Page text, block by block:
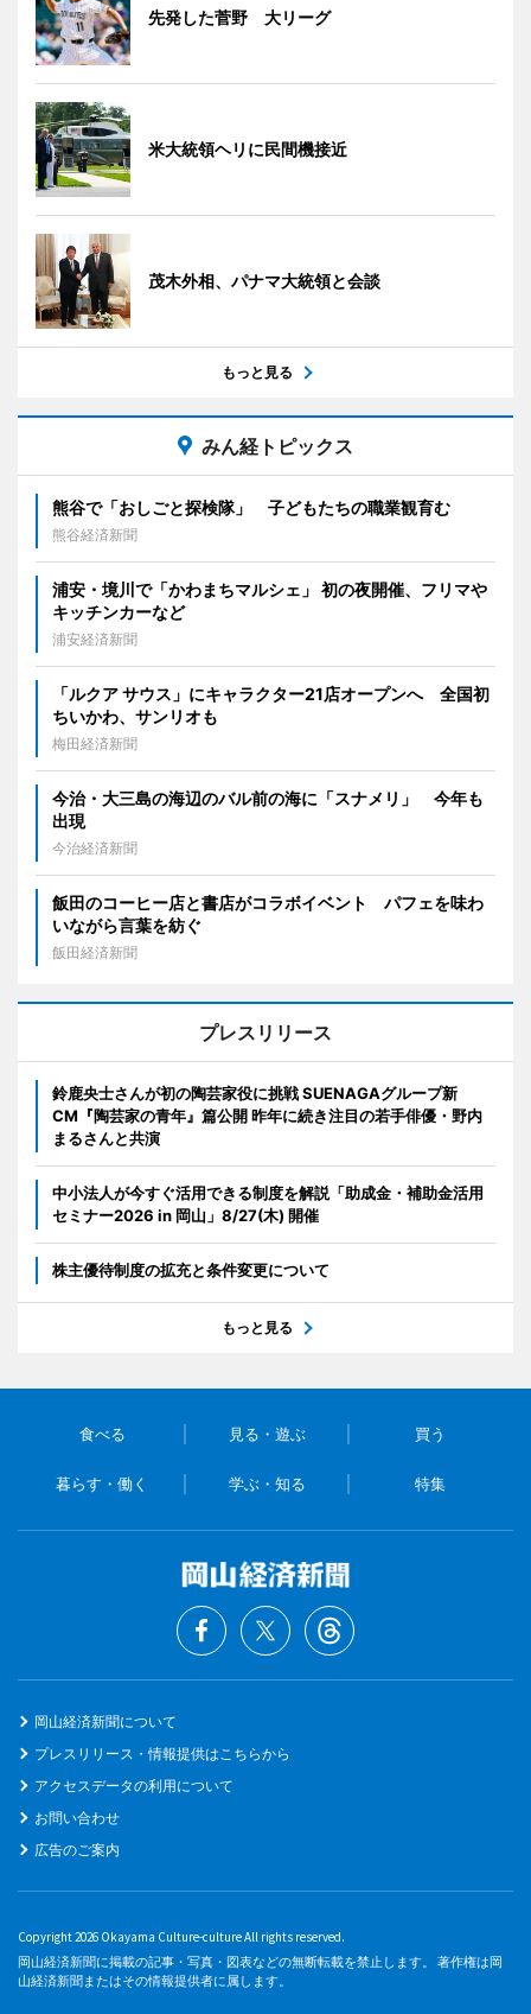
先発した菅野 大リーグ
米大統領ヘリに民間機接近
茂木外相、パナマ大統領と会談
もっと見る
みん経トピックス
熊谷で「おしごと探検隊」 子どもたちの職業観育む
熊谷経済新聞
浦安・境川で「かわまちマルシェ」 初の夜開催、フリマや
キッチンカーなど
浦安経済新聞
「ルクア サウス」にキャラクター21店オープンへ 全国初
ちいかわ、サンリオも
梅田経済新聞
今治・大三島の海辺のバル前の海に「スナメリ」 今年も
出現
今治経済新聞
飯田のコーヒー店と書店がコラボイベント パフェを味わ
いながら言葉を紡ぐ
飯田経済新聞
プレスリリース
鈴鹿央士さんが初の陶芸家役に挑戦 SUENAGAグループ新
CM『陶芸家の青年』篇公開 昨年に続き注目の若手俳優・野内
まるさんと共演
中小法人が今すぐ活用できる制度を解説「助成金・補助金活用
セミナー2026 in 岡山」8/27(木) 開催
株主優待制度の拡充と条件変更について
もっと見る
食べる 見る・遊ぶ 買う
暮らす・働く 学ぶ・知る 特集
岡山経済新聞について
プレスリリース・情報提供はこちらから
アクセスデータの利用について
お問い合わせ
広告のご案内
Copyright 2026 Okayama Culture-culture All rights reserved.
岡山経済新聞に掲載の記事・写真・図表などの無断転載を禁止します。 著作権は岡
山経済新聞またはその情報提供者に属します。